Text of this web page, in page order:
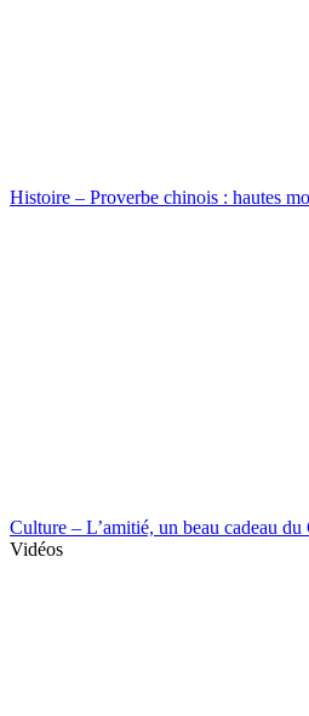
Histoire – Proverbe chinois : hautes
Culture – L’amitié, un beau cadeau du
Vidéos